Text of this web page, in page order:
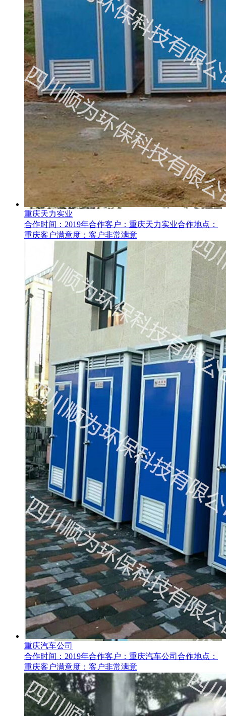
重庆天力实业
合作时间：2019年合作客户：重庆天力实业合作地点：
重庆客户满意度：客户非常满意
重庆汽车公司
合作时间：2019年合作客户：重庆汽车公司合作地点：
重庆客户满意度：客户非常满意